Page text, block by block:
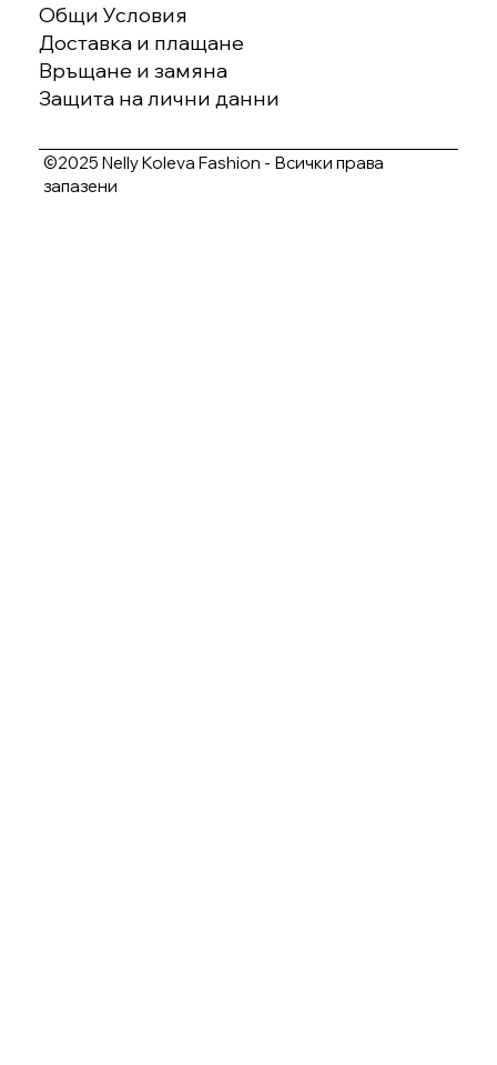
Общи Условия
Доставка и плащане
Връщане и замяна
Защита на лични данни
©2025 Nelly Koleva Fashion - Всички права
запазени